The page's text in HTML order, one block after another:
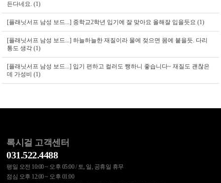
든다네요. (1)
[플래닛서프 남성 보드...] 중학교2학년 입기에 잘 맞아요 올해잘 입을듯요 (1)
[플래닛서프 남성 보드...]하늘하늘한 재질이라 물에 젖으면 몸에 붙을듯. 다리
통도 생각 (1)
[플래닛서프 남성 보드...] 입기 편하고 컬러도 쨍하니 좋습니다~ 재질도 괜찮은
데 가성비 (1)
록시걸 고객센터
031.522.4488
평일 오전 10:00 ~ 오후 05:00 / 토, 일, 공휴일 휴무
점심 오후 12:00 ~ 오후 01:00